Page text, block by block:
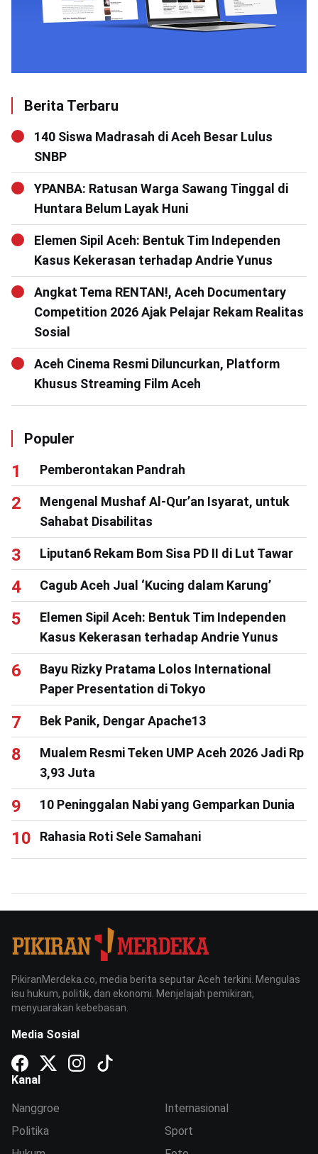
Berita Terbaru
140 Siswa Madrasah di Aceh Besar Lulus
SNBP
YPANBA: Ratusan Warga Sawang Tinggal di
Huntara Belum Layak Huni
Elemen Sipil Aceh: Bentuk Tim Independen
Kasus Kekerasan terhadap Andrie Yunus
Angkat Tema RENTAN!, Aceh Documentary
Competition 2026 Ajak Pelajar Rekam Realitas
Sosial
Aceh Cinema Resmi Diluncurkan, Platform
Khusus Streaming Film Aceh
Populer
Pemberontakan Pandrah
Mengenal Mushaf Al-Qur’an Isyarat, untuk
Sahabat Disabilitas
Liputan6 Rekam Bom Sisa PD II di Lut Tawar
Cagub Aceh Jual ‘Kucing dalam Karung’
Elemen Sipil Aceh: Bentuk Tim Independen
Kasus Kekerasan terhadap Andrie Yunus
Bayu Rizky Pratama Lolos International
Paper Presentation di Tokyo
Bek Panik, Dengar Apache13
Mualem Resmi Teken UMP Aceh 2026 Jadi Rp
3,93 Juta
10 Peninggalan Nabi yang Gemparkan Dunia
Rahasia Roti Sele Samahani
PikiranMerdeka.co, media berita seputar Aceh terkini. Mengulas
isu hukum, politik, dan ekonomi. Menjelajah pemikiran,
menyuarakan kebebasan.
Media Sosial
Kanal
Nanggroe
Politika
Internasional
Sport